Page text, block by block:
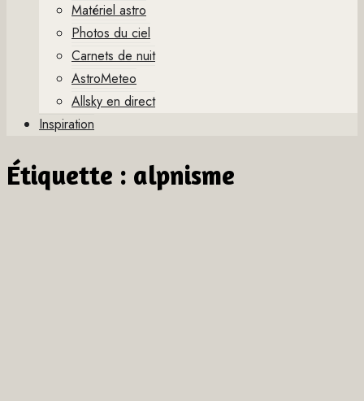
Matériel astro
Photos du ciel
Carnets de nuit
AstroMeteo
Allsky en direct
Inspiration
Étiquette : alpnisme